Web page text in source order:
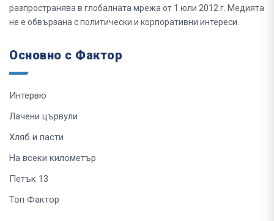
разпространява в глобалната мрежа от 1 юли 2012 г. Медията
не е обвързана с политически и корпоративни интереси.
Основно с Фактор
Интервю
Лачени цървули
Хляб и пасти
На всеки километър
Петък 13
Топ Фактор